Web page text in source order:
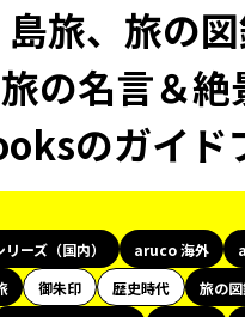
旅、旅の
の名言＆
のガイド
ーズ（国内） aruco 海外
御朱印 歴史時代 旅の